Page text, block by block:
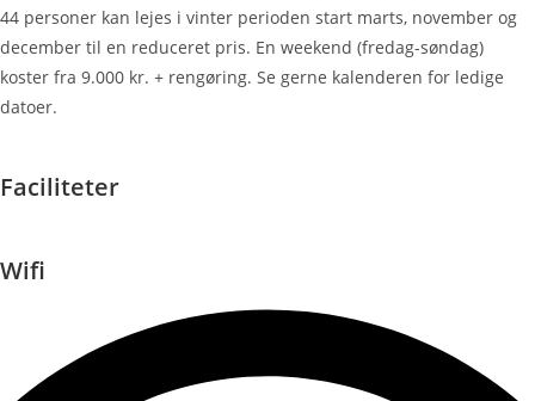
44 personer kan lejes i vinter perioden start marts, november og
december til en reduceret pris. En weekend (fredag-søndag)
koster fra 9.000 kr. + rengøring. Se gerne kalenderen for ledige
datoer.
Faciliteter
Wifi